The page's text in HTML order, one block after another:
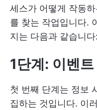
세스가 어떻게 작동
를 찾는 작업입니다.
지는 다음과 같습니다:
1단계: 이벤
첫 번째 단계는 정보
집하는 것입니다. 이